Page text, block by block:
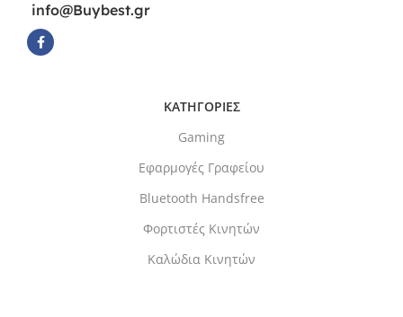
info@Buybest.gr
ΚΑΤΗΓΟΡΙΕΣ
Gaming
Εφαρμογές Γραφείου
Bluetooth Handsfree
Φορτιστές Κινητών
Καλώδια Κινητών